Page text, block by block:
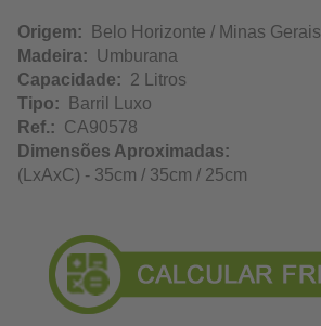
Origem: Belo Horizonte / Minas Gerais
Madeira: Umburana
Capacidade: 2 Litros
Tipo: Barril Luxo
Ref.: CA90578
Dimensões Aproximadas:
(LxAxC) - 35cm / 35cm / 25cm